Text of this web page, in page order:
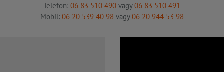
Telefon: 06 83 510 490 vagy06 83 510 491
Mobil: 06 20 539 40 98 vagy06 20 944 53 98